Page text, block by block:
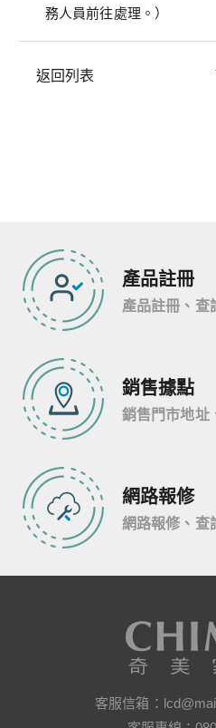
務人員前往處理。）
返回列表
產品註冊
產品註冊、查
銷售據點
銷售門市地址
網路報修
網路報修、查
客服信箱：